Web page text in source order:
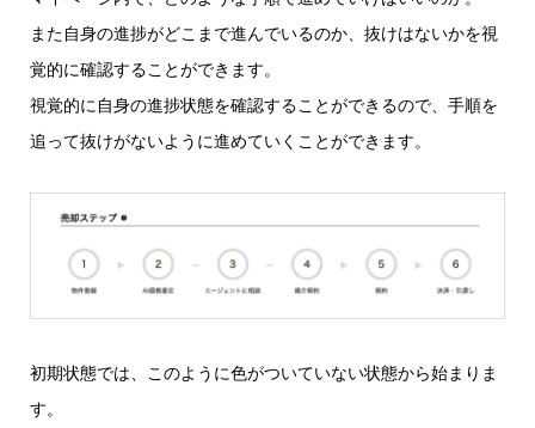
また自身の進捗がどこまで進んでいるのか、抜けはないかを視
覚的に確認することができます。
視覚的に自身の進捗状態を確認することができるので、手順を
追って抜けがないように進めていくことができます。
初期状態では、このように色がついていない状態から始まりま
す。